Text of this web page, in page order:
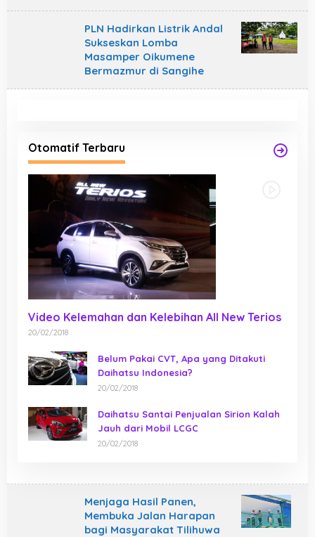
PLN Hadirkan Listrik Andal
Sukseskan Lomba
Masamper Oikumene
Bermazmur di Sangihe
Otomatif Terbaru
Video Kelemahan dan Kelebihan All New Terios
20/02/2018
Belum Pakai CVT, Apa yang Ditakuti
Daihatsu Indonesia?
20/02/2018
Daihatsu Santai Penjualan Sirion Kalah
Jauh dari Mobil LCGC
20/02/2018
Menjaga Hasil Panen,
Membuka Jalan Harapan
bagi Masyarakat Tilihuwa